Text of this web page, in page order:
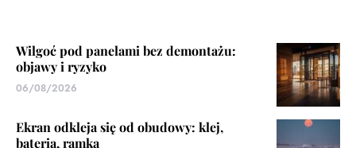
Wilgoć pod panelami bez demontażu:
objawy i ryzyko
06/08/2026
Ekran odkleja się od obudowy: klej,
bateria, ramka